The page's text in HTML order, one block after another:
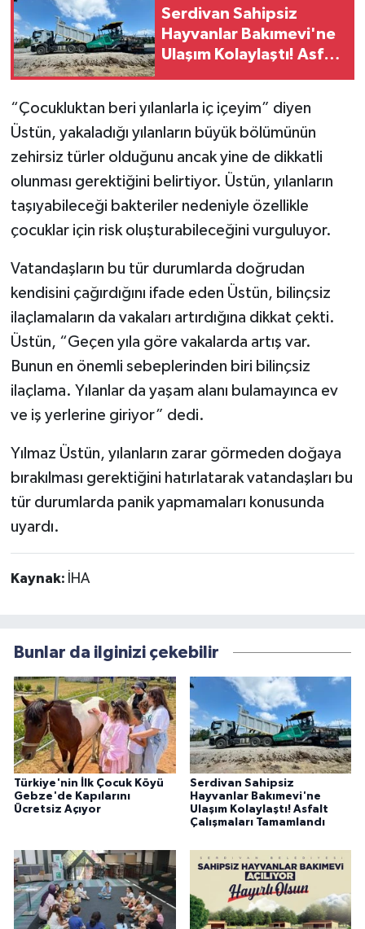
Serdivan Sahipsiz
Hayvanlar Bakımevi'ne
Ulaşım Kolaylaştı! Asfalt
“Çocukluktan beri yılanlarla iç içeyim” diyen
Üstün, yakaladığı yılanların büyük bölümünün
zehirsiz türler olduğunu ancak yine de dikkatli
olunması gerektiğini belirtiyor. Üstün, yılanların
taşıyabileceği bakteriler nedeniyle özellikle
çocuklar için risk oluşturabileceğini vurguluyor.
Vatandaşların bu tür durumlarda doğrudan
kendisini çağırdığını ifade eden Üstün, bilinçsiz
ilaçlamaların da vakaları artırdığına dikkat çekti.
Üstün, “Geçen yıla göre vakalarda artış var.
Bunun en önemli sebeplerinden biri bilinçsiz
ilaçlama. Yılanlar da yaşam alanı bulamayınca ev
ve iş yerlerine giriyor” dedi.
Yılmaz Üstün, yılanların zarar görmeden doğaya
bırakılması gerektiğini hatırlatarak vatandaşları bu
tür durumlarda panik yapmamaları konusunda
uyardı.
Kaynak: İHA
Bunlar da ilginizi çekebilir
Türkiye'nin İlk Çocuk Köyü
Gebze'de Kapılarını
Ücretsiz Açıyor
Serdivan Sahipsiz
Hayvanlar Bakımevi'ne
Ulaşım Kolaylaştı! Asfalt
Çalışmaları Tamamlandı